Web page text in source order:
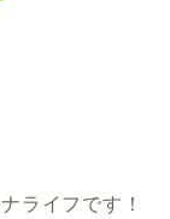
ライフです！